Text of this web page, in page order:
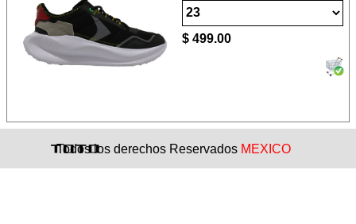
$ 499.00
Todos los derechos Reservados MEXICO